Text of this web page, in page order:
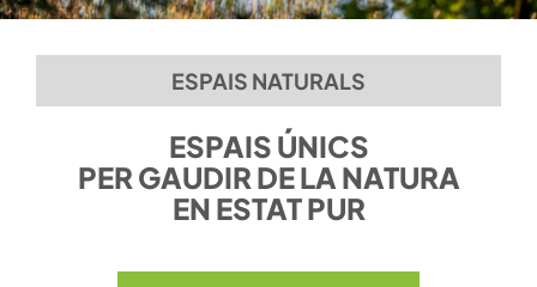
ESPAIS NATURALS
ESPAIS ÚNICS
PER GAUDIR DE LA NATURA
EN ESTAT PUR